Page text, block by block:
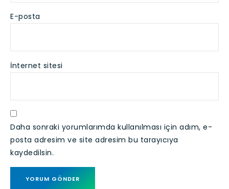
E-posta
İnternet sitesi
Daha sonraki yorumlarımda kullanılması için adım, e-
posta adresim ve site adresim bu tarayıcıya
kaydedilsin.